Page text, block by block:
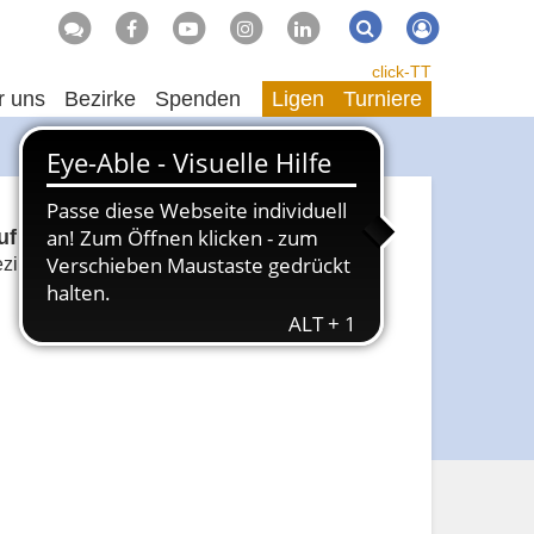
Suche Suchen
uns Bezirke Spenden
click-TT
Ligen Turniere
dem dritten Platz
Unterfranken Süd verheißungsvoll mit